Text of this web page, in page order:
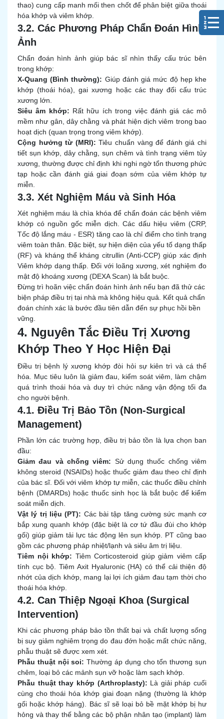
thao) cung cấp manh mối then chốt để phân biệt giữa thoái
hóa khớp và viêm khớp.
3.2. Các Phương Pháp Chẩn Đoán Hình
Ảnh
Chẩn đoán hình ảnh giúp bác sĩ nhìn thấy cấu trúc bên
trong khớp:
X-Quang (Bình thường): Giúp đánh giá mức độ hẹp khe
khớp (thoái hóa), gai xương hoặc các thay đổi cấu trúc
xương lớn.
Siêu âm khớp: Rất hữu ích trong việc đánh giá các mô
mềm như gân, dây chằng và phát hiện dịch viêm trong bao
hoạt dịch (quan trọng trong viêm khớp).
Cộng hưởng từ (MRI): Tiêu chuẩn vàng để đánh giá chi
tiết sụn khớp, dây chằng, sụn chêm và tình trạng viêm tủy
xương, thường được chỉ định khi nghi ngờ tổn thương phức
tạp hoặc cần đánh giá giai đoạn sớm của viêm khớp tự
miễn.
3.3. Xét Nghiệm Máu và Sinh Hóa
Xét nghiệm máu là chìa khóa để chẩn đoán các bệnh viêm
khớp có nguồn gốc miễn dịch. Các dấu hiệu viêm (CRP,
Tốc độ lắng máu - ESR) tăng cao là chỉ điểm cho tình trạng
viêm toàn thân. Đặc biệt, sự hiện diện của yếu tố dạng thấp
(RF) và kháng thể kháng citrullin (Anti-CCP) giúp xác định
Viêm khớp dạng thấp. Đối với loãng xương, xét nghiệm đo
mật độ khoáng xương (DEXA Scan) là bắt buộc.
Đừng trì hoãn việc chẩn đoán hình ảnh nếu bạn đã thử các
biện pháp điều trị tại nhà mà không hiệu quả. Kết quả chẩn
đoán chính xác là bước đầu tiên dẫn đến sự phục hồi bền
vững.
4. Nguyên Tắc Điều Trị Xương
Khớp Theo Y Học Hiện Đại
Điều trị bệnh lý xương khớp đòi hỏi sự kiên trì và cá thể
hóa. Mục tiêu luôn là giảm đau, kiểm soát viêm, làm chậm
quá trình thoái hóa và duy trì chức năng vận động tối đa
cho người bệnh.
4.1. Điều Trị Bảo Tồn (Non-Surgical
Management)
Phần lớn các trường hợp, điều trị bảo tồn là lựa chọn ban
đầu:
Giảm đau và chống viêm: Sử dụng thuốc chống viêm
không steroid (NSAIDs) hoặc thuốc giảm đau theo chỉ định
của bác sĩ. Đối với viêm khớp tự miễn, các thuốc điều chỉnh
bệnh (DMARDs) hoặc thuốc sinh học là bắt buộc để kiểm
soát miễn dịch.
Vật lý trị liệu (PT): Các bài tập tăng cường sức mạnh cơ
bắp xung quanh khớp (đặc biệt là cơ tứ đầu đùi cho khớp
gối) giúp giảm tải lực tác động lên sụn khớp. PT cũng bao
gồm các phương pháp nhiệt/lạnh và siêu âm trị liệu.
Tiêm nội khớp: Tiêm Corticosteroid giúp giảm viêm cấp
tính cục bộ. Tiêm Axit Hyaluronic (HA) có thể cải thiện độ
nhớt của dịch khớp, mang lại lợi ích giảm đau tạm thời cho
thoái hóa khớp.
4.2. Can Thiệp Ngoại Khoa (Surgical
Intervention)
Khi các phương pháp bảo tồn thất bại và chất lượng sống
bị suy giảm nghiêm trọng do đau đớn hoặc mất chức năng,
phẫu thuật sẽ được xem xét.
Phẫu thuật nội soi: Thường áp dụng cho tổn thương sụn
chêm, loại bỏ các mảnh sụn vỡ hoặc làm sạch khớp.
Phẫu thuật thay khớp (Arthroplasty): Là giải pháp cuối
cùng cho thoái hóa khớp giai đoạn nặng (thường là khớp
gối hoặc khớp háng). Bác sĩ sẽ loại bỏ bề mặt khớp bị hư
hỏng và thay thế bằng các bộ phận nhân tạo (implant) làm